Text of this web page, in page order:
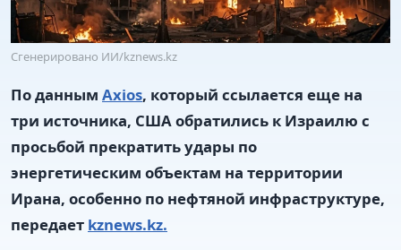
Сгенерировано ИИ/kznews.kz
По данным Axios, который ссылается еще на
три источника, США обратились к Израилю с
просьбой прекратить удары по
энергетическим объектам на территории
Ирана, особенно по нефтяной инфраструктуре,
передает kznews.kz.